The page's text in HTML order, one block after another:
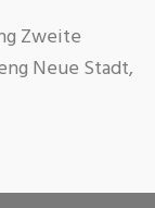
Zweite
Neue Stadt,